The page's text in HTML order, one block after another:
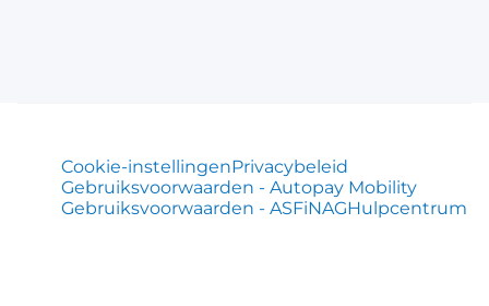
Cookie-instellingenPrivacybeleid
Gebruiksvoorwaarden - Autopay Mobility
Gebruiksvoorwaarden - ASFiNAGHulpcentrum